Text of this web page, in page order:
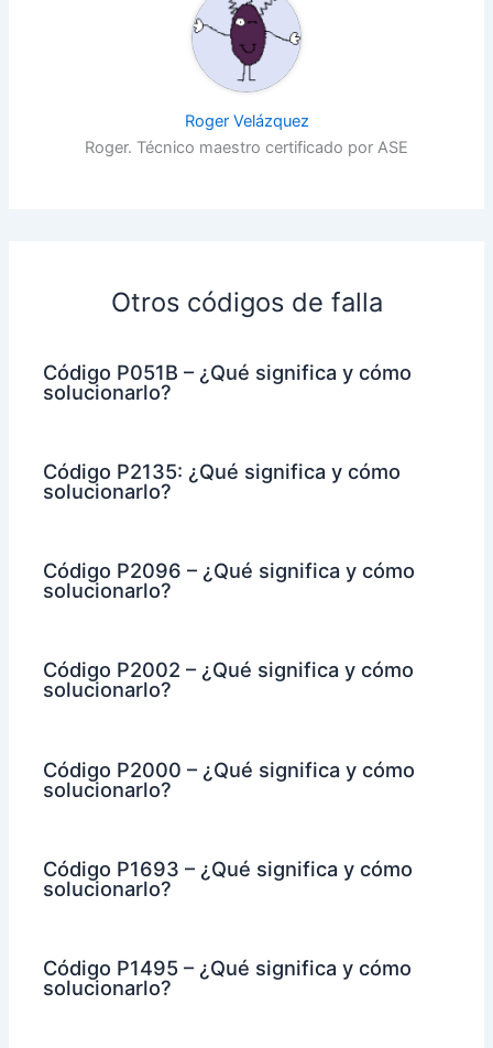
Roger Velázquez
Roger. Técnico maestro certificado por ASE
Otros códigos de falla
Código P051B – ¿Qué significa y cómo
solucionarlo?
Código P2135: ¿Qué significa y cómo
solucionarlo?
Código P2096 – ¿Qué significa y cómo
solucionarlo?
Código P2002 – ¿Qué significa y cómo
solucionarlo?
Código P2000 – ¿Qué significa y cómo
solucionarlo?
Código P1693 – ¿Qué significa y cómo
solucionarlo?
Código P1495 – ¿Qué significa y cómo
solucionarlo?